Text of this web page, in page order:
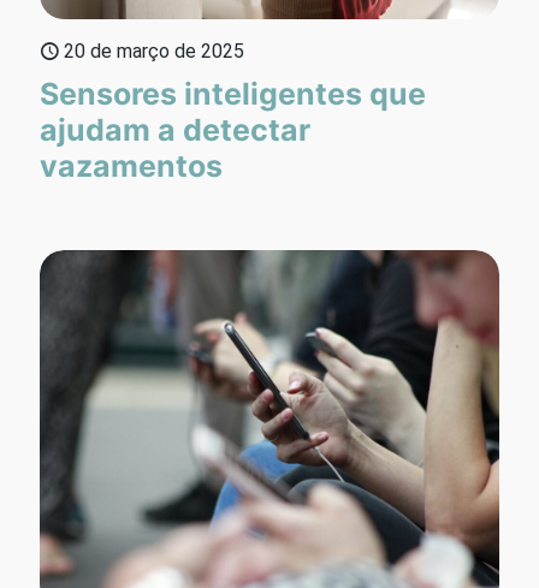
20 de março de 2025
Sensores inteligentes que
ajudam a detectar
vazamentos